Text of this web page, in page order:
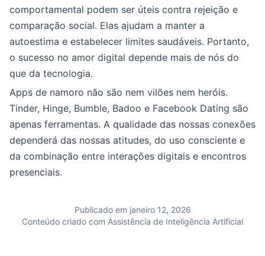
comportamental podem ser úteis contra rejeição e
comparação social. Elas ajudam a manter a
autoestima e estabelecer limites saudáveis. Portanto,
o sucesso no amor digital depende mais de nós do
que da tecnologia.
Apps de namoro não são nem vilões nem heróis.
Tinder, Hinge, Bumble, Badoo e Facebook Dating são
apenas ferramentas. A qualidade das nossas conexões
dependerá das nossas atitudes, do uso consciente e
da combinação entre interações digitais e encontros
presenciais.
Publicado em janeiro 12, 2026
Conteúdo criado com Assistência de Inteligência Artificial